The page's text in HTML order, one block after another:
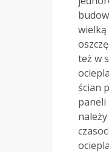
wielką
też w
ścian
paneli